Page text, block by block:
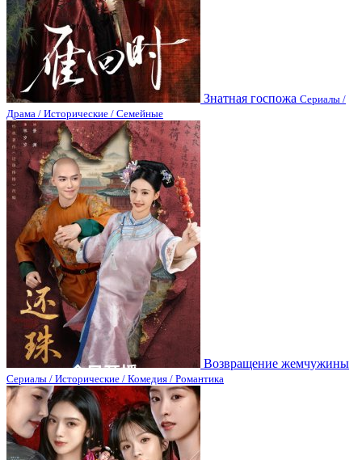
Знатная госпожа Сериалы /
Драма / Исторические / Семейные
Возвращение жемчужины
Сериалы / Исторические / Комедия / Романтика